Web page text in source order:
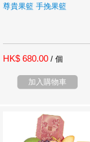
尊貴果籃 手挽果籃
HK$ 680.00 / 個
加入購物車